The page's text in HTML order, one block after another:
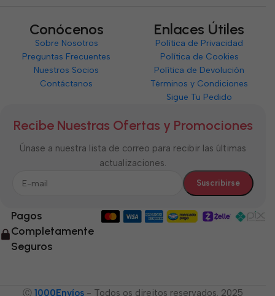
Conócenos
Sobre Nosotros
Preguntas Frecuentes
Nuestros Socios
Contáctanos
Enlaces Útiles
Política de Privacidad
Política de Cookies
Política de Devolución
Términos y Condiciones
Sigue Tu Pedido
Recibe Nuestras Ofertas y Promociones
Únase a nuestra lista de correo para recibir las últimas
actualizaciones.
Pagos
Completamente
Seguros
Ⓒ 1000Envíos - Todos os direitos reservados. 2025